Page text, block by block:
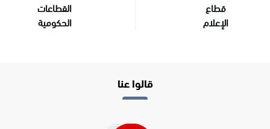
قطاع
الإعلام
القطاعات
الحكومية
قالوا عنا